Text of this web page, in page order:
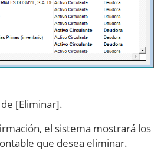
[Eliminar].
el sistema mostrará los
que desea eliminar.